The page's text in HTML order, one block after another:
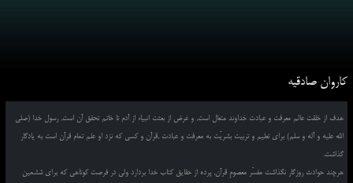
کاروان صادقیه
هدف از خلقت عالم معرفت و عبادت خداوند متعال است, و غرض از بعثت انبیاء از آدم تا خاتم تحقق آن است, رسول خدا (صلی
الله علیه و آله و سلم) برای تعلیم و تربیت بشریّت به معرفت و عبادت ,قرآن و کسی که نزد او علم تمام قرآن است به یادگار
گذاشت.
هرچند حوادث روزگار نگذاشت مفسّر معصومِ قرآن, پرده از حقایق کتاب خدا بردارد ولی در فرصت کوتاهی که برای ششمین